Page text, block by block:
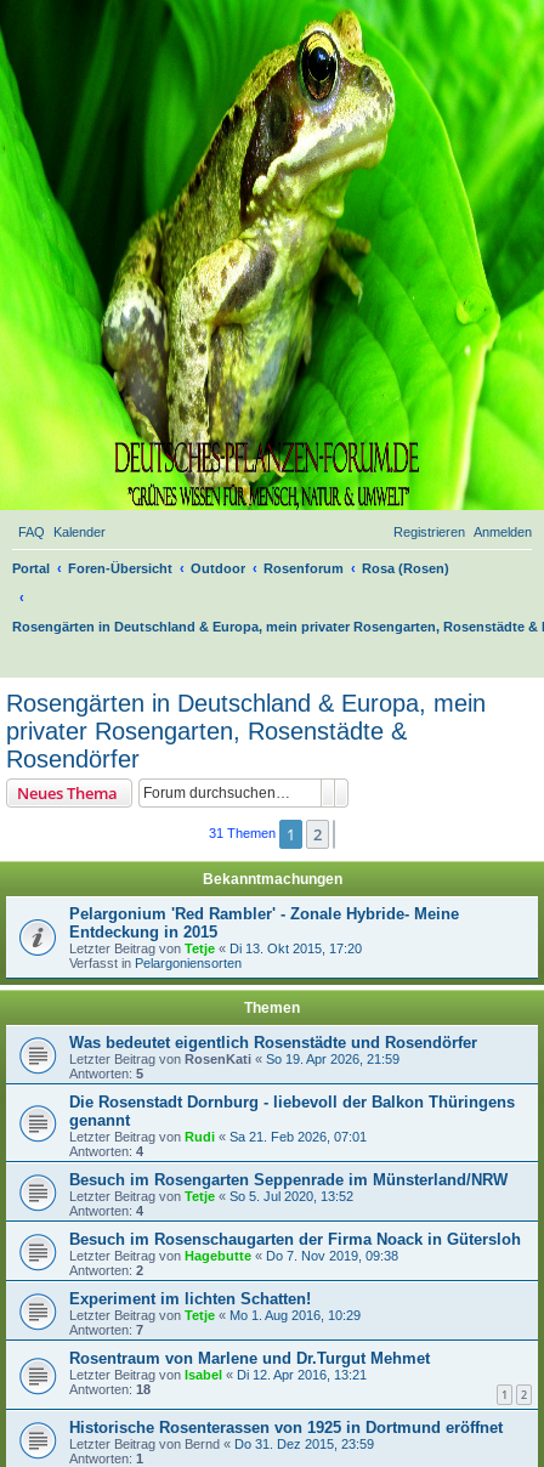
FAQ Kalender Anmelden
Registrieren
Portal Foren-Übersicht Outdoor Rosenforum Rosa (Rosen)
Rosengärten in Deutschland & Europa, mein privater Rosengarten, Rosenstädte &
Rosengärten in Deutschland & Europa, mein
privater Rosengarten, Rosenstädte &
Rosendörfer
Neues Thema
31 Themen 1 2
Bekanntmachungen
Pelargonium 'Red Rambler' - Zonale Hybride- Meine
Entdeckung in 2015
Letzter Beitrag von Tetje « Di 13. Okt 2015, 17:20
Verfasst in Pelargoniensorten
Themen
Was bedeutet eigentlich Rosenstädte und Rosendörfer
Letzter Beitrag von RosenKati « So 19. Apr 2026, 21:59
Antworten: 5
Die Rosenstadt Dornburg - liebevoll der Balkon Thüringens
genannt
Letzter Beitrag von Rudi « Sa 21. Feb 2026, 07:01
Antworten: 4
Besuch im Rosengarten Seppenrade im Münsterland/NRW
Letzter Beitrag von Tetje « So 5. Jul 2020, 13:52
Antworten: 4
Besuch im Rosenschaugarten der Firma Noack in Gütersloh
Letzter Beitrag von Hagebutte « Do 7. Nov 2019, 09:38
Antworten: 2
Experiment im lichten Schatten!
Letzter Beitrag von Tetje « Mo 1. Aug 2016, 10:29
Antworten: 7
Rosentraum von Marlene und Dr.Turgut Mehmet
Letzter Beitrag von Isabel « Di 12. Apr 2016, 13:21
Antworten: 18 1 2
Historische Rosenterassen von 1925 in Dortmund eröffnet
Letzter Beitrag von Bernd « Do 31. Dez 2015, 23:59
Antworten: 1